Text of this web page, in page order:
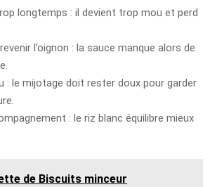
longtemps : il devient trop mou et perd
l’oignon : la sauce manque alors de
: le mijotage doit rester doux pour garder
: le riz blanc équilibre mieux
de Biscuits minceur